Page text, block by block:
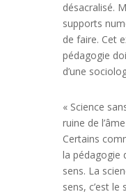
désacralisé.
supports
de faire. Cet
pédagogie
d’une
« Science
ruine de
Certains
la pédagogie
sens. La
sens, c’est